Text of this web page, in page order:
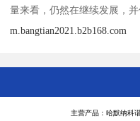
量来看，仍然在继续发展，并
m.bangtian2021.b2b168.com
主营产品：哈默纳科